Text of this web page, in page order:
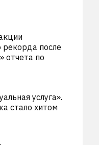
после
отчета по
услуга».
стало хитом